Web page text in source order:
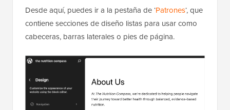
Desde aquí, puedes ir a la pestaña de ‘Patrones‘, que
contiene secciones de diseño listas para usar como
cabeceras, barras laterales o pies de página.